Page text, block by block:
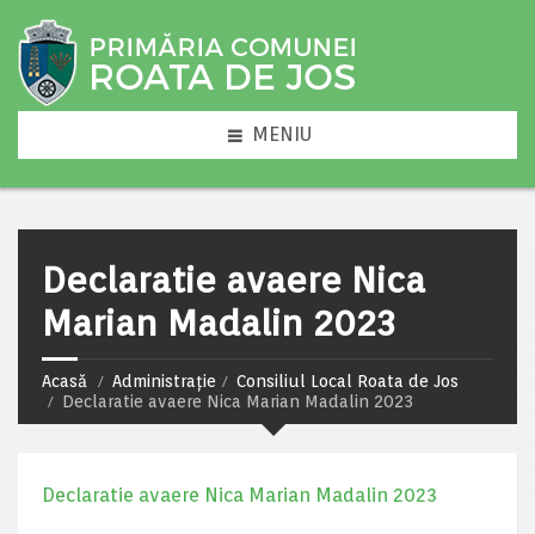
MENIU
Declaratie avaere Nica
Marian Madalin 2023
Acasă Administrație
Consiliul Local Roata de Jos
Declaratie avaere Nica Marian Madalin 2023
Declaratie avaere Nica Marian Madalin 2023